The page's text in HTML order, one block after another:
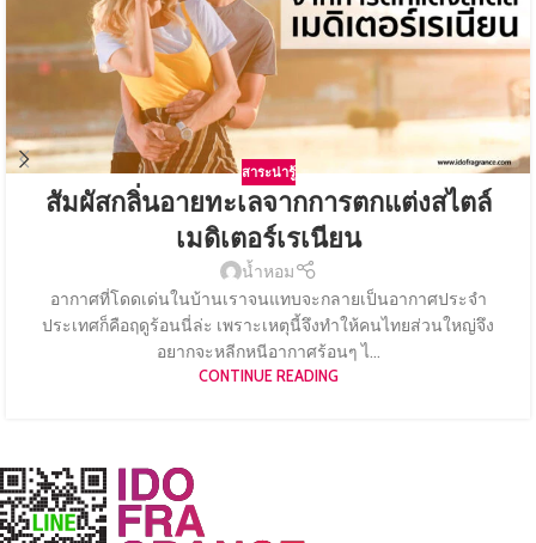
สาระน่ารู้
สัมผัสกลิ่นอายทะเลจากการตกแต่งสไตล์
เมดิเตอร์เรเนียน
น้ำหอม
อากาศที่โดดเด่นในบ้านเราจนแทบจะกลายเป็นอากาศประจำ
ประเทศก็คือฤดูร้อนนี่ล่ะ เพราะเหตุนี้จึงทำให้คนไทยส่วนใหญ่จึง
อยากจะหลีกหนีอากาศร้อนๆ ไ...
CONTINUE READING